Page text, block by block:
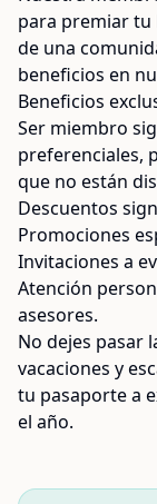
para premiar tu
de una
beneficios en
Beneficios
Ser miembro
preferenciales,
que no están
Descuentos
Promociones
Invitaciones a
Atención
asesores.
No dejes pasar
vacaciones y
tu pasaporte a
el año.